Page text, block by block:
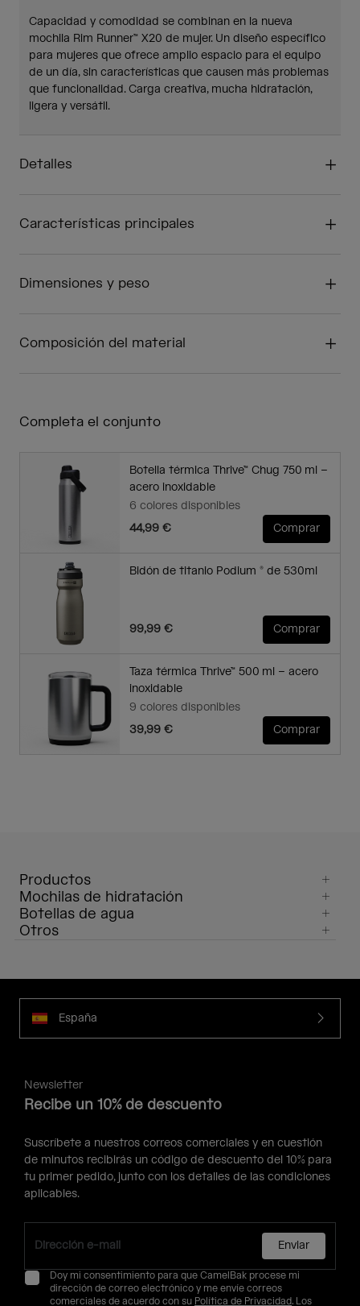
Capacidad y comodidad se combinan en la nueva
mochila Rim Runner™ X20 de mujer. Un diseño específico
para mujeres que ofrece amplio espacio para el equipo
de un día, sin características que causen más problemas
que funcionalidad. Carga creativa, mucha hidratación,
ligera y versátil.
Detalles
Características principales
Dimensiones y peso
Composición del material
Completa el conjunto
Botella térmica Thrive™ Chug 750 ml –
acero inoxidable
6 colores disponibles
44,99 €
Comprar
Bidón de titanio Podium ® de 530ml
99,99 € Comprar
Taza térmica Thrive™ 500 ml – acero
inoxidable
9 colores disponibles
39,99 €
Comprar
Productos
Mochilas de hidratación
Botellas de agua
Otros
España
Newsletter
Recibe un 10% de descuento
Suscríbete a nuestros correos comerciales y en cuestión
de minutos recibirás un código de descuento del 10% para
tu primer pedido, junto con los detalles de las condiciones
aplicables.
Enviar
Doy mi consentimiento para que CamelBak procese mi
dirección de correo electrónico y me envíe correos
comerciales de acuerdo con su Política de Privacidad. Los